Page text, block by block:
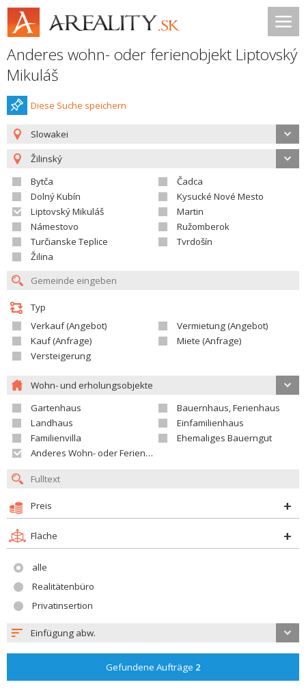
Anderes wohn- oder ferienobjekt Liptovský
Mikuláš
Diese Suche speichern
Slowakei
Žilinský
Bytča
Čadca
Dolný Kubín
Kysucké Nové Mesto
Liptovský Mikuláš
Martin
Námestovo
Ružomberok
Turčianske Teplice
Tvrdošín
Žilina
Typ
Verkauf (Angebot)
Vermietung (Angebot)
Kauf (Anfrage)
Miete (Anfrage)
Versteigerung
Wohn- und erholungsobjekte
Gartenhaus
Bauernhaus, Ferienhaus
Landhaus
Einfamilienhaus
Familienvilla
Ehemaliges Bauerngut
Anderes Wohn- oder Ferienobjekt
Preis
Fläche
alle
Realitätenbüro
Privatinsertion
Einfügung abw.
Gefundene Aufträge 2